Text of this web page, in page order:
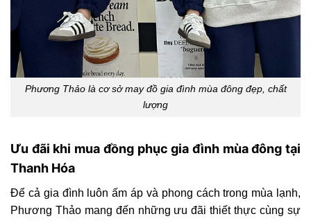
Phương Thảo là cơ sở may đồ gia đình mùa đông đẹp, chất
lượng
Ưu đãi khi mua đồng phục gia đình mùa đông tại
Thanh Hóa
Để cả gia đình luôn ấm áp và phong cách trong mùa lạnh,
Phương Thảo mang đến những ưu đãi thiết thực cùng sự